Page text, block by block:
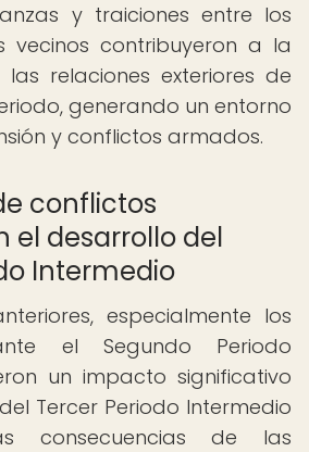
y traiciones entre los
vecinos contribuyeron a la
relaciones exteriores de
generando un entorno
y conflictos armados.
conflictos
el desarrollo del
Intermedio
especialmente los
el Segundo Periodo
un impacto significativo
Tercer Periodo Intermedio
consecuencias de las